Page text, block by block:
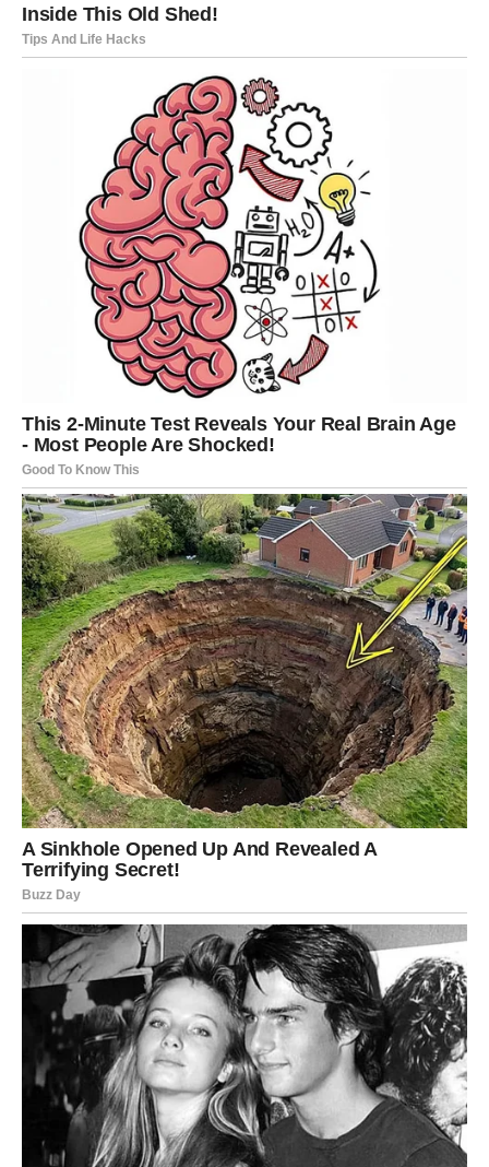
BLIZANCI
Neočekivana vijest mijenja raspoloženje
Blizanci bi mogli dobiti poziv ili poruku koja otvara
potpuno novu mogućnost.
Pred vama su zanimljivi razgovori.
Poruka zvijezda
Budite otvoreni za ono što dolazi.
RAK
UTORAK KOJI ĆETE PAMTITI MNOGO
DUŽE NEGO ŠTO MISLITE
Rakovi su među najvećim favoritima ovog dnevnog
horoskopa.
Zvijezde simbolično ukazuju da vam ovaj dan donosi
događaj koji će u početku djelovati sasvim običan, ali će
se kasnije pokazati kao prekretnica. Moguća je važna
poslovna prilika, iskren razgovor ili susret koji će
promijeniti način na koji gledate na budućnost.
Do kraja dana osjetićete da se nešto pokrenulo u vašu
korist.
Poruka zvijezda
Obratite pažnju na male znakove – upravo oni danas nose
najveću poruku.
LAV
Vrijeme za priznanje